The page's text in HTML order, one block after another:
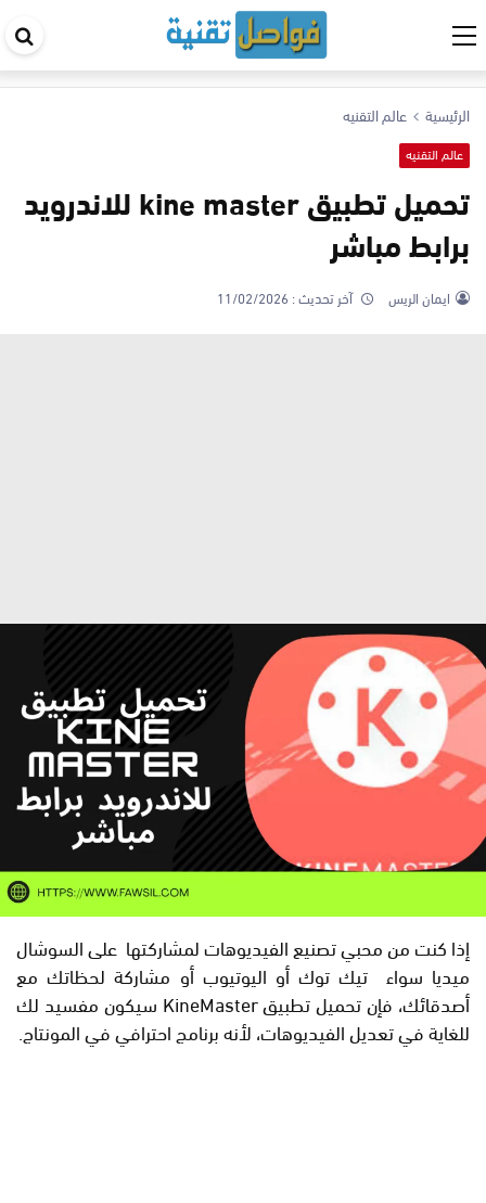
الرئيسية عالم التقنيه
عالم التقنيه
تحميل تطبيق kine master للاندرويد
برابط مباشر
ايمان الريس آخر تحديث :11/02/2026
إذا كنت من محبي تصنيع الفيديوهات لمشاركتها على السوشال
ميديا سواء تيك توك أو اليوتيوب أو مشاركة لحظاتك مع
أصدقائك، فإن تحميل تطبيق KineMaster سيكون مفسيد لك
للغاية في تعديل الفيديوهات، لأنه برنامج احترافي في المونتاج.